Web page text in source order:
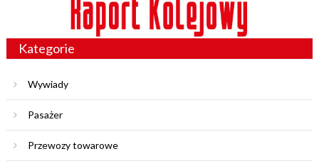
Kategorie
Wywiady
Pasażer
Przewozy towarowe